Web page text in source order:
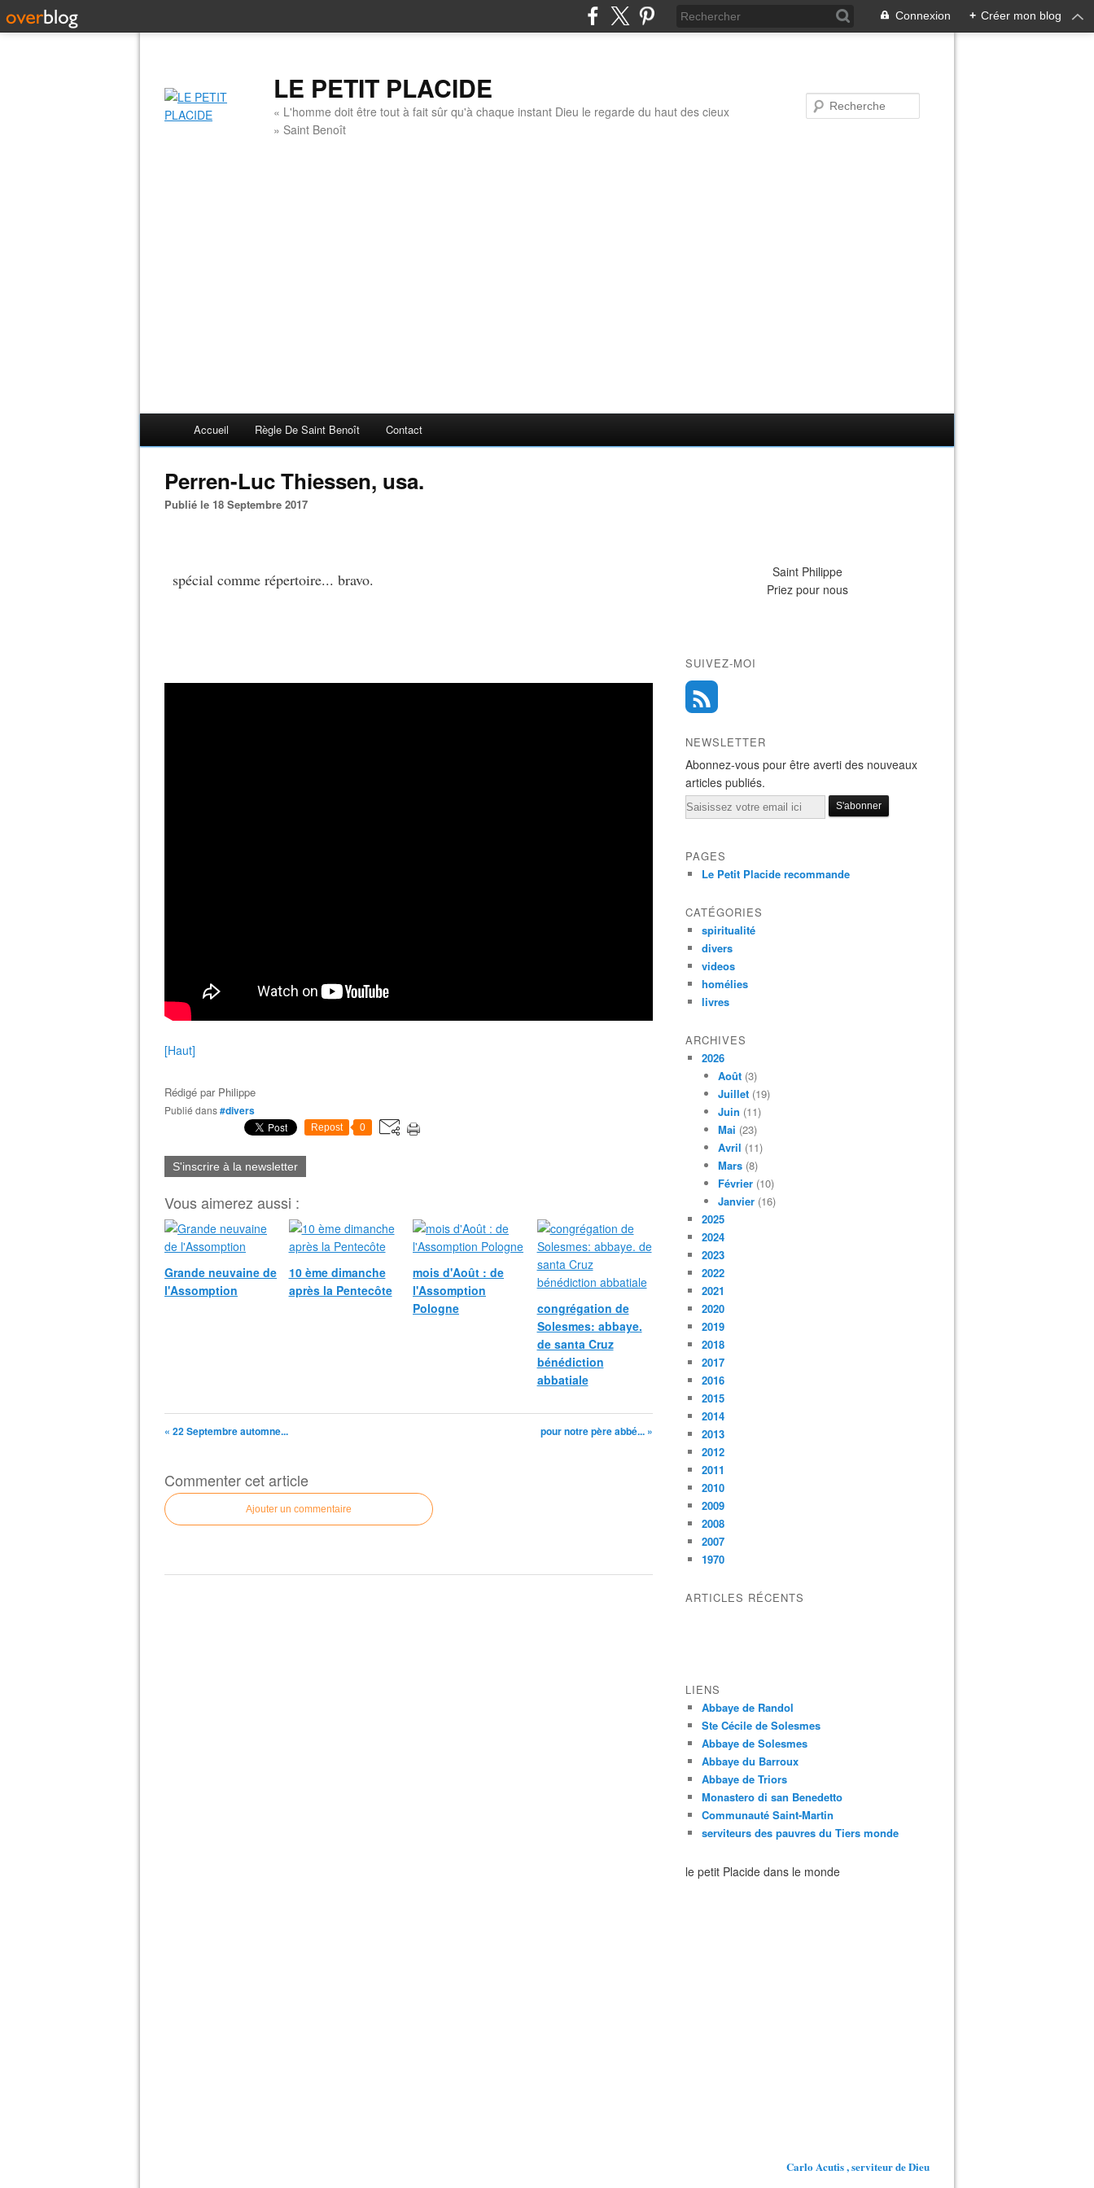
Connexion + Créer mon blog
LE PETIT PLACIDE
« L'homme doit être tout à fait sûr qu'à chaque instant Dieu le regarde du haut des cieux
» Saint Benoît
Accueil Règle De Saint Benoît Contact
Perren-Luc Thiessen, usa.
Publié le 18 Septembre 2017
spécial comme répertoire... bravo.
[Haut]
Rédigé par Philippe
Publié dans#divers
Repost 0
S'inscrire à la newsletter
Vous aimerez aussi :
Grande neuvaine de
l'Assomption
10 ème dimanche
après la Pentecôte
mois d'Août : de
l'Assomption
Pologne
congrégation de
Solesmes: abbaye.
de santa Cruz
bénédiction
abbatiale
« 22 Septembre automne... pour notre père abbé... »
Commenter cet article
Ajouter un commentaire
Saint Philippe
Priez pour nous
SUIVEZ-MOI
NEWSLETTER
Abonnez-vous pour être averti des nouveaux
articles publiés.
Email
PAGES
Le Petit Placide recommande
CATÉGORIES
spiritualité
divers
videos
homélies
livres
ARCHIVES
2026
Août (3)
Juillet (19)
Juin (11)
Mai (23)
Avril (11)
Mars (8)
Février (10)
Janvier (16)
2025
2024
2023
2022
2021
2020
2019
2018
2017
2016
2015
2014
2013
2012
2011
2010
2009
2008
2007
1970
ARTICLES RÉCENTS
LIENS
Abbaye de Randol
Ste Cécile de Solesmes
Abbaye de Solesmes
Abbaye du Barroux
Abbaye de Triors
Monastero di san Benedetto
Communauté Saint-Martin
serviteurs des pauvres du Tiers monde
le petit Placide dans le monde
Carlo Acutis , serviteur de Dieu